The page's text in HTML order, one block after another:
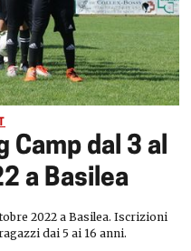
Camp dal 3 al
a Basilea
2022 a Basilea. Iscrizioni
dai 5 ai 16 anni.